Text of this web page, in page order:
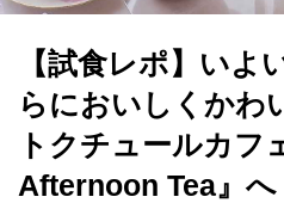
【試食レポ】いよ
らにおいしくかわ
トクチュールカフ
Afternoon Tea』へ